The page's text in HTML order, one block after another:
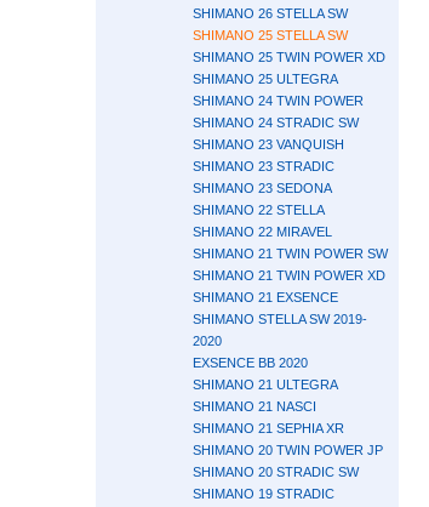
SHIMANO 26 STELLA SW
SHIMANO 25 STELLA SW
SHIMANO 25 TWIN POWER XD
SHIMANO 25 ULTEGRA
SHIMANO 24 TWIN POWER
SHIMANO 24 STRADIC SW
SHIMANO 23 VANQUISH
SHIMANO 23 STRADIC
SHIMANO 23 SEDONA
SHIMANO 22 STELLA
SHIMANO 22 MIRAVEL
SHIMANO 21 TWIN POWER SW
SHIMANO 21 TWIN POWER XD
SHIMANO 21 EXSENCE
SHIMANO STELLA SW 2019-
2020
EXSENCE BB 2020
SHIMANO 21 ULTEGRA
SHIMANO 21 NASCI
SHIMANO 21 SEPHIA XR
SHIMANO 20 TWIN POWER JP
SHIMANO 20 STRADIC SW
SHIMANO 19 STRADIC